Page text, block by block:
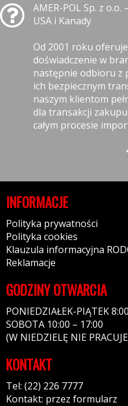
AMER-POL Sp. z
USA i Kanady
Od 2001 roku
doświadczenie w
następnie odbioru z
ich bezpiecznym
naszym klientom
dla transakcji
całym procesie
INFORMACJE
Polityka prywatności
Polityka cookies
Klauzula informacyjna
Reklamacje
GODZINY OTWARCIA
PONIEDZIAŁEK-PIĄTEK
SOBOTA 10:00 – 17:00
(W NIEDZIELĘ NIE
KONTAKT
Tel: (22) 226 7777
Kontakt: przez formularz